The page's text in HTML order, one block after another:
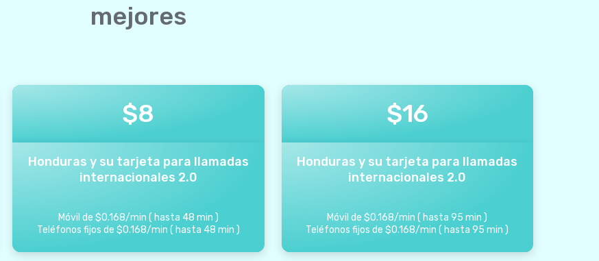
mejores
$8
Honduras y su tarjeta para llamadas
internacionales 2.0
Móvil de $0.168/min ( hasta 48 min )
Teléfonos fijos de $0.168/min ( hasta 48 min )
$16
Honduras y su tarjeta para llamadas
internacionales 2.0
Móvil de $0.168/min ( hasta 95 min )
Teléfonos fijos de $0.168/min ( hasta 95 min )